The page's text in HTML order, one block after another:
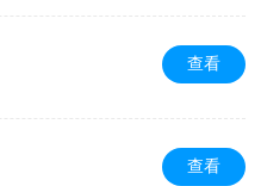
查看
查看